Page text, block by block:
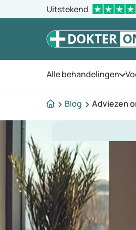
Uitstekend
Alle behandelingen
Blog Adviezen